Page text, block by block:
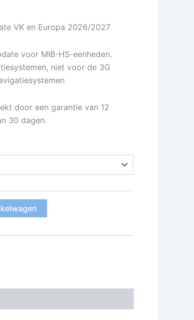
VK en Europa 2026/2027
voor MIB-HS-eenheden.
niet voor de 3G
door een garantie van 12
30 dagen.